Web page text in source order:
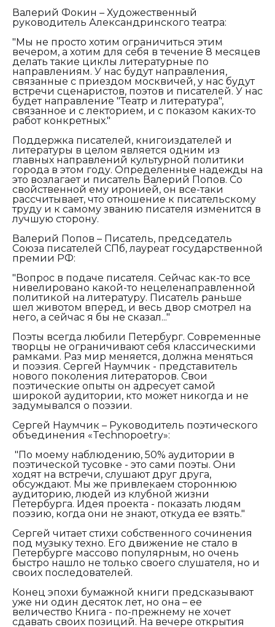
Валерий Фокин – Художественный
руководитель Александринского театра:
"Мы не просто хотим ограничиться этим
вечером, а хотим для себя в течение 8 месяцев
делать такие циклы литературные по
направлениям. У нас будут направления,
связанные с приездом москвичей, у нас будут
встречи сценаристов, поэтов и писателей. У нас
будет направление "Театр и литература",
связанное и с лекторием, и с показом каких-то
работ конкретных."
Поддержка писателей, книгоиздателей и
литературы в целом является одним из
главных направлений культурной политики
города в этом году. Определенные надежды на
это возлагает и писатель Валерий Попов. Со
свойственной ему иронией, он все-таки
рассчитывает, что отношение к писательскому
труду и к самому званию писателя изменится в
лучшую сторону.
Валерий Попов – Писатель, председатель
Союза писателей СПб, лауреат государственной
премии РФ:
"Вопрос в подаче писателя. Сейчас как-то все
нивелировано какой-то нецеленаправленной
политикой на литературу. Писатель раньше
шел животом вперед, и весь двор смотрел на
него, а сейчас я бы не сказал..."
Поэты всегда любили Петербург. Современные
творцы не ограничивают себя классическими
рамками. Раз мир меняется, должна меняться
и поэзия. Сергей Наумчик - представитель
нового поколения литераторов. Свои
поэтические опыты он адресует самой
широкой аудитории, кто может никогда и не
задумывался о поэзии.
Сергей Наумчик – Руководитель поэтического
объединения «Technopoetry»:
"По моему наблюдению, 50% аудитории в
поэтической тусовке - это сами поэты. Они
ходят на встречи, слушают друг друга,
обсуждают. Мы же привлекаем стороннюю
аудиторию, людей из клубной жизни
Петербурга. Идея проекта - показать людям
поэзию, когда они не знают, откуда ее взять."
Сергей читает стихи собственного сочинения
под музыку техно. Его движение не стало в
Петербурге массово популярным, но очень
быстро нашло не только своего слушателя, но и
своих последователей.
Конец эпохи бумажной книги предсказывают
уже ни один десяток лет, но она – ее
величество Книга - по-прежнему не хочет
сдавать своих позиций. На вечере открытия